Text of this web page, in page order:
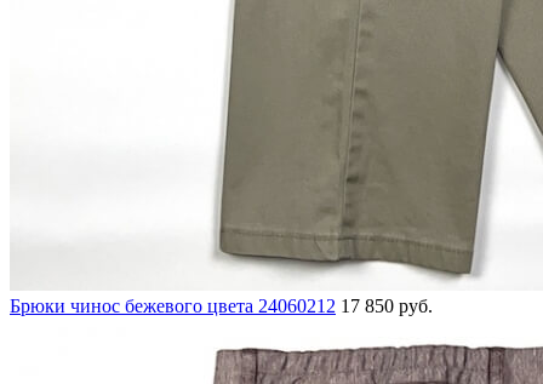
Брюки чинос бежевого цвета 24060212 17 850 руб.